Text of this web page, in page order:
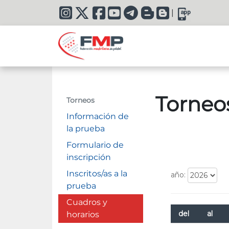
|
Torneos
Información de
la prueba
Formulario de
inscripción
Inscritos/as a la
prueba
Cuadros y
horarios